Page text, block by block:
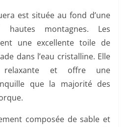
est située au fond d’une
montagnes. Les
une excellente toile de
dans l’eau cristalline. Elle
relaxante et offre une
que la majorité des
composée de sable et